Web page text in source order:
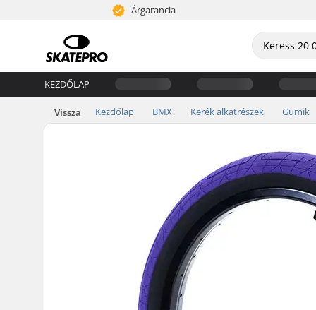
Árgarancia
KEZDŐLAP
Vissza Kezdőlap BMX Kerék alkatrészek Gumik